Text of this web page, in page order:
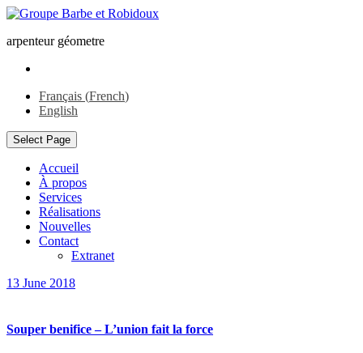
arpenteur géometre
Français (French)
English
Select Page
Accueil
À propos
Services
Réalisations
Nouvelles
Contact
Extranet
13 June 2018
Souper benifice – L’union fait la force